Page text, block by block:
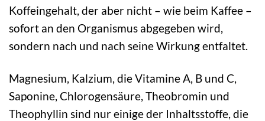
Koffeingehalt, der aber nicht – wie beim Kaffee –
sofort an den Organismus abgegeben wird,
sondern nach und nach seine Wirkung entfaltet.
Magnesium, Kalzium, die Vitamine A, B und C,
Saponine, Chlorogensäure, Theobromin und
Theophyllin sind nur einige der Inhaltsstoffe, die